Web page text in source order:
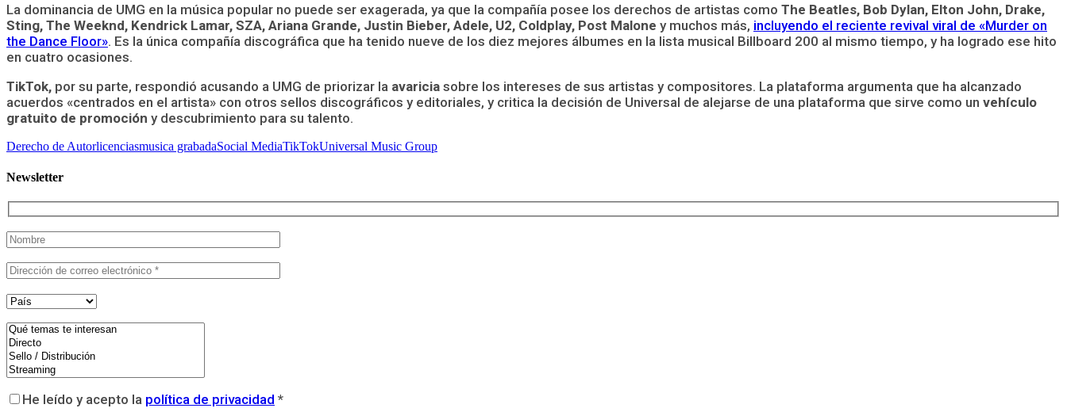
La dominancia de UMG en la música popular no puede ser exagerada, ya que la compañía posee los derechos de artistas como The Beatles, Bob Dylan, Elton John, Drake,
Sting, The Weeknd, Kendrick Lamar, SZA, Ariana Grande, Justin Bieber, Adele, U2, Coldplay, Post Malone y muchos más, incluyendo el reciente revival viral de «Murder on
the Dance Floor». Es la única compañía discográfica que ha tenido nueve de los diez mejores álbumes en la lista musical Billboard 200 al mismo tiempo, y ha logrado ese hito
en cuatro ocasiones.
TikTok, por su parte, respondió acusando a UMG de priorizar la avaricia sobre los intereses de sus artistas y compositores. La plataforma argumenta que ha alcanzado
acuerdos «centrados en el artista» con otros sellos discográficos y editoriales, y critica la decisión de Universal de alejarse de una plataforma que sirve como un vehículo
gratuito de promoción y descubrimiento para su talento.
Derecho de Autorlicenciasmusica grabadaSocial MediaTikTokUniversal Music Group
Newsletter
He leído y acepto la política de privacidad *